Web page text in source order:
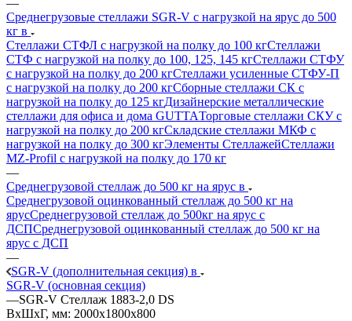
Среднегрузовые стеллажи SGR-V с нагрузкой на ярус до 500
кг в
Стеллажи СТФЛ с нагрузкой на полку до 100 кгСтеллажи
СТФ с нагрузкой на полку до 100, 125, 145 кгСтеллажи СТФУ
с нагрузкой на полку до 200 кгСтеллажи усиленные СТФУ-П
с нагрузкой на полку до 200 кгСборные стеллажи СК с
нагрузкой на полку до 125 кгДизайнерские металлические
стеллажи для офиса и дома GUTTAТорговые стеллажи СКУ с
нагрузкой на полку до 200 кгСкладские стеллажи МКФ с
нагрузкой на полку до 300 кгЭлементы СтеллажейСтеллажи
MZ-Profil с нагрузкой на полку до 170 кг
—
Среднегрузовой стеллаж до 500 кг на ярус в
Среднегрузовой оцинкованный стеллаж до 500 кг на
ярусСреднегрузовой стеллаж до 500кг на ярус с
ДСПСреднегрузовой оцинкованный стеллаж до 500 кг на
ярус с ДСП
—
SGR-V (дополнительная секция) в
SGR-V (основная секция)
—SGR-V Стеллаж 1883-2,0 DS
ВхШхГ, мм: 2000x1800x800